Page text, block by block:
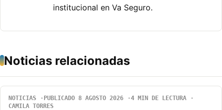
institucional en Va Seguro.
Noticias relacionadas
NOTICIAS PUBLICADO 8 AGOSTO 2026
4 MIN DE LECTURA
CAMILA TORRES